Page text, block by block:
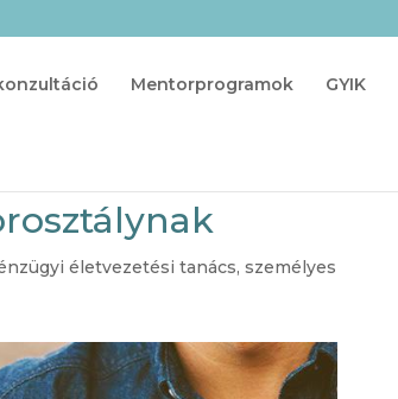
Mentorprogramok GYIK
életvezetési tanács,személyes